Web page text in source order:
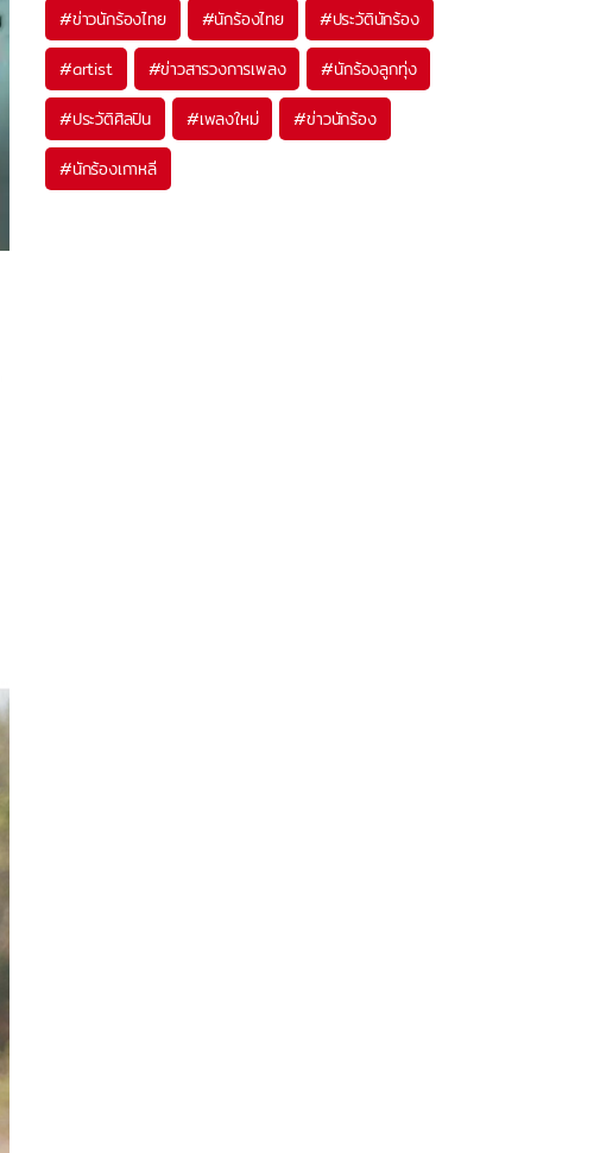
#ข่าวนักร้องไทย #นักร้องไทย #ประวัตินักร้อง
#artist #ข่าวสารวงการเพลง #นักร้องลูกทุ่ง
#ประวัติศิลปิน #เพลงใหม่ #ข่าวนักร้อง
#นักร้องเกาหลี